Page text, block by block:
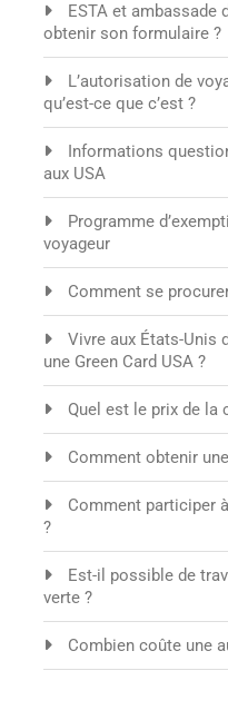
ESTA et ambassade
obtenir son formulaire ?
L’autorisation de
qu’est-ce que c’est ?
Informations
aux USA
Programme
voyageur
Comment se
Vivre aux États-Unis
une Green Card USA ?
Quel est le prix de la
Comment obtenir
Comment participer
?
Est-il possible de
verte ?
Combien coûte une